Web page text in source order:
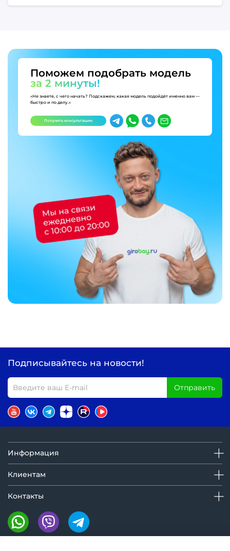
Поможем подобрать модель
за 2 минуты!
«Не знаете, с чего начать? Подскажем, какая модель подойдёт именно вам —
быстро и по делу.»
Получить консультацию
Подписывайтесь на новости!
Отправить
Информация
Клиентам
Контакты